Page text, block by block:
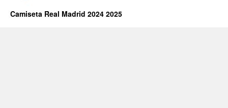
Camiseta Real Madrid 2024 2025